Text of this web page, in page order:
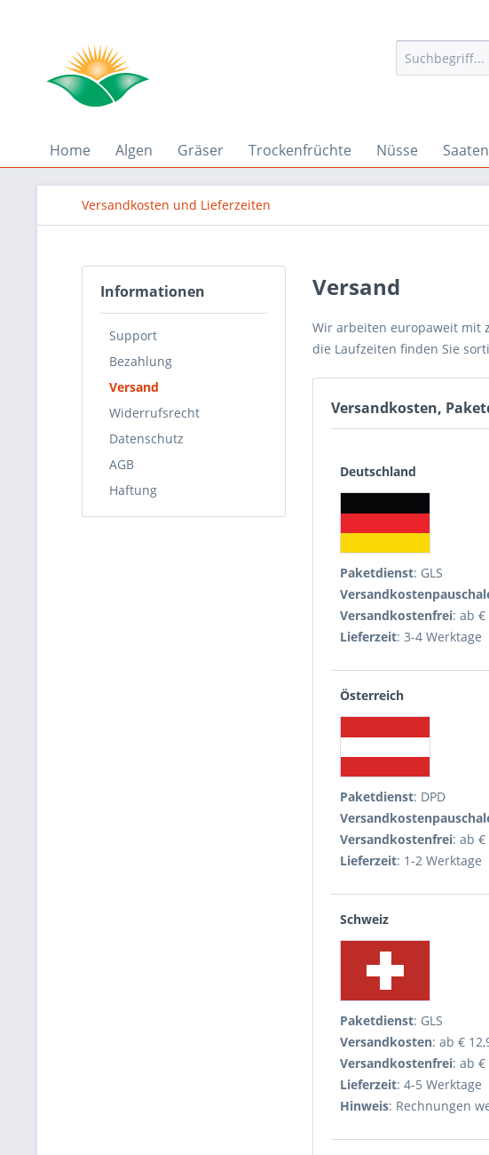
Home Algen Gräser Trockenfrüchte Nüsse Saaten
Versandkosten und Lieferzeiten
Informationen
Support
Bezahlung
Versand
Widerrufsrecht
Datenschutz
AGB
Haftung
Versand
Wir arbeiten europaweit mit
die Laufzeiten finden Sie
Versandkosten,
Deutschland
Paketdienst: GLS
Versandkostenfrei: ab
Lieferzeit: 3-4 Werktage
Österreich
Paketdienst: DPD
Versandkostenfrei: ab
Lieferzeit: 1-2 Werktage
Schweiz
Paketdienst: GLS
Versandkosten: ab €
Versandkostenfrei: ab
Lieferzeit: 4-5 Werktage
Hinweis: Rechnungen